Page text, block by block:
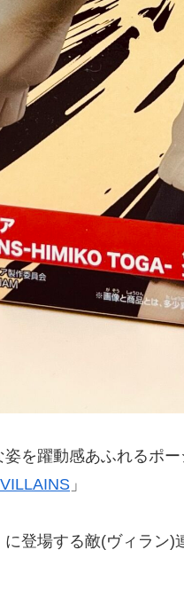
を躍動感あふれるポ
」
に登場する敵(ヴィラン)